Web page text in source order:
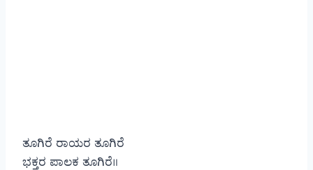
ತೂಗಿರೆ ರಾಯರ ತೂಗಿರೆ
ಭಕ್ತರ ಪಾಲಕ ತೂಗಿರೆ॥